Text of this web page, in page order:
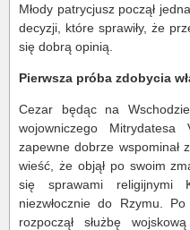
Młody patrycjusz począł
decyzji, które sprawiły, że
się dobrą opinią.
Pierwsza próba zdobycia
Cezar będąc na
wojowniczego
zapewne dobrze wspominał
wieść, że objął po swoim
się sprawami religijnymi
niezwłocznie do Rzymu.
rozpoczął służbę